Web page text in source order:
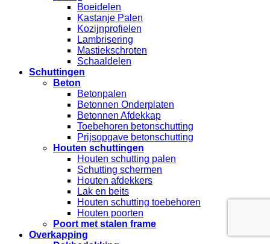
Boeidelen
Kastanje Palen
Kozijnprofielen
Lambrisering
Mastiekschroten
Schaaldelen
Schuttingen
Beton
Betonpalen
Betonnen Onderplaten
Betonnen Afdekkap
Toebehoren betonschutting
Prijsopgave betonschutting
Houten schuttingen
Houten schutting palen
Schutting schermen
Houten afdekkers
Lak en beits
Houten schutting toebehoren
Houten poorten
Poort met stalen frame
Overkapping